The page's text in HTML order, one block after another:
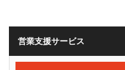
営業支援サービス